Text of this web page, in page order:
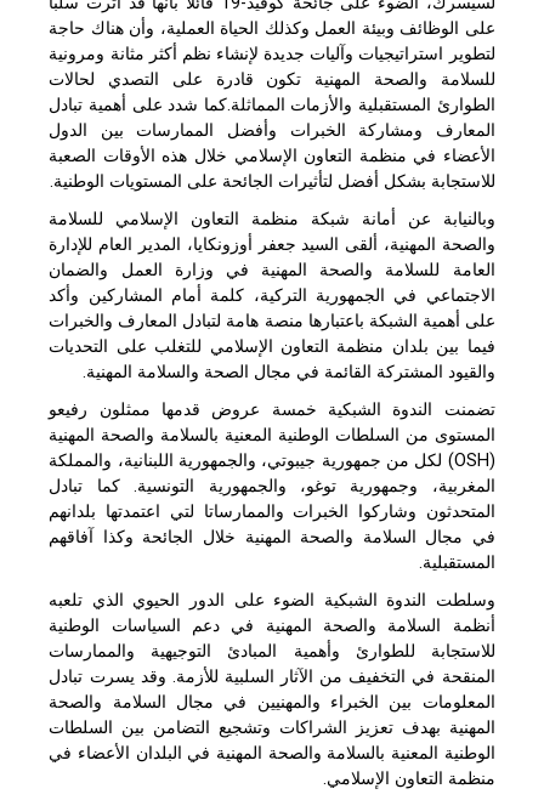
على الوظائف وبيئة العمل وكذلك الحياة العملية، وأن هناك حاجة
لتطوير استراتيجيات وآليات جديدة لإنشاء نظم أكثر مثانة ومرونية
للسلامة والصحة المهنية تكون قادرة على التصدي لحالات
الطوارئ المستقبلية والأزمات المماثلة.كما شدد على أهمية تبادل
المعارف ومشاركة الخبرات وأفضل الممارسات بين الدول
الأعضاء في منظمة التعاون الإسلامي خلال هذه الأوقات الصعبة
للاستجابة بشكل أفضل لتأثيرات الجائحة على المستويات الوطنية.
وبالنيابة عن أمانة شبكة منظمة التعاون الإسلامي للسلامة
والصحة المهنية، ألقى السيد جعفر أوزونكايا، المدير العام للإدارة
العامة للسلامة والصحة المهنية في وزارة العمل والضمان
الاجتماعي في الجمهورية التركية، كلمة أمام المشاركين وأكد
على أهمية الشبكة باعتبارها منصة هامة لتبادل المعارف والخبرات
فيما بين بلدان منظمة التعاون الإسلامي للتغلب على التحديات
والقيود المشتركة القائمة في مجال الصحة والسلامة المهنية.
تضمنت الندوة الشبكية خمسة عروض قدمها ممثلون رفيعو
المستوى من السلطات الوطنية المعنية بالسلامة والصحة المهنية
(OSH) لكل من جمهورية جيبوتي، والجمهورية اللبنانية، والمملكة
المغربية، وجمهورية توغو، والجمهورية التونسية. كما تبادل
المتحدثون وشاركوا الخبرات والممارساتا لتي اعتمدتها بلدانهم
في مجال السلامة والصحة المهنية خلال الجائحة وكذا آفاقهم
المستقبلية.
وسلطت الندوة الشبكية الضوء على الدور الحيوي الذي تلعبه
أنظمة السلامة والصحة المهنية في دعم السياسات الوطنية
للاستجابة للطوارئ وأهمية المبادئ التوجيهية والممارسات
المنقحة في التخفيف من الآثار السلبية للأزمة. وقد يسرت تبادل
المعلومات بين الخبراء والمهنيين في مجال السلامة والصحة
المهنية بهدف تعزيز الشراكات وتشجيع التضامن بين السلطات
الوطنية المعنية بالسلامة والصحة المهنية في البلدان الأعضاء في
منظمة التعاون الإسلامي.